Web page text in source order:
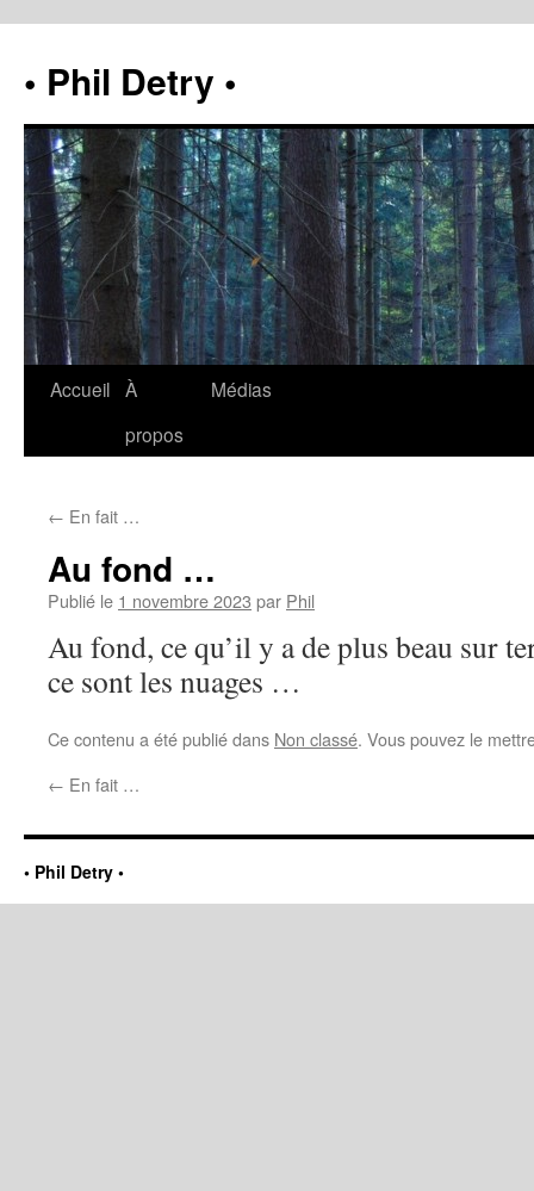
• Phil Detry •
Accueil À
propos
Médias
← En fait …
Au fond …
Publié le 1 novembre 2023 par Phil
Au fond, ce qu’il y a de plus beau sur
ce sont les nuages …
Ce contenu a été publié dans Non classé. Vous pouvez le
← En fait …
• Phil Detry •